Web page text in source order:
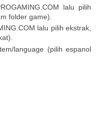
lalu pilih
folder game).
lalu pilih ekstrak,
language (pilih espanol